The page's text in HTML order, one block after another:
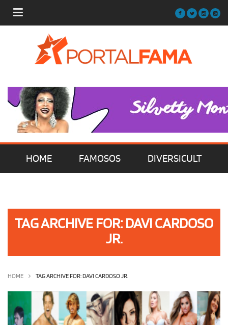
HOME FAMOSOS DIVERSICULT
TAG ARCHIVE FOR: DAVI CARDOSO
JR.
HOME TAG ARCHIVE FOR: DAVI CARDOSO JR.